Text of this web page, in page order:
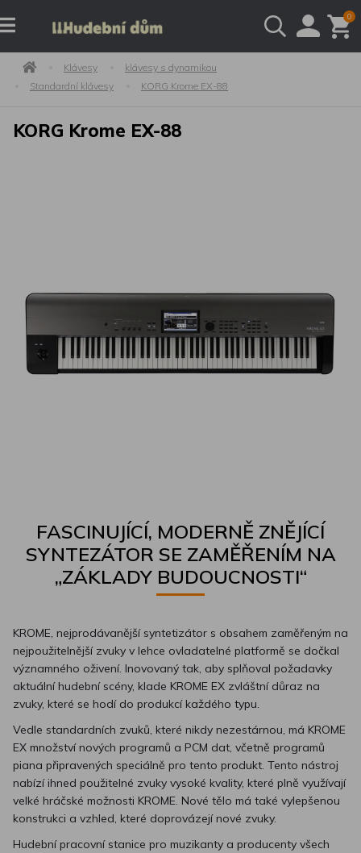
0
Klávesy
klávesy s dynamikou
Standardní klávesy
KORG Krome EX-88
KORG Krome EX-88
FASCINUJÍCÍ, MODERNĚ ZNĚJÍCÍ
SYNTEZÁTOR SE ZAMĚŘENÍM NA
„ZÁKLADY BUDOUCNOSTI“
KROME, nejprodávanější syntetizátor s obsahem zaměřeným na
nejpoužitelnější zvuky v lehce ovladatelné platformě se dočkal
významného oživení. Inovovaný tak, aby splňoval požadavky
aktuální hudební scény, klade KROME EX zvláštní důraz na
zvuky, které se hodí do produkcí každého typu.
Vedle standardních zvuků, které nikdy nezestárnou, má KROME
EX množství nových programů a PCM dat, včetně programů
piana připravených speciálně pro tento produkt. Tento nástroj
nabízí ihned použitelné zvuky vysoké kvality, které plně využívají
velké hráčské možnosti KROME. Nové tělo má také vylepšenou
konstrukci a vzhled, které doprovázejí nové zvuky.
Hudební pracovní stanice pro muzikanty a producenty všech